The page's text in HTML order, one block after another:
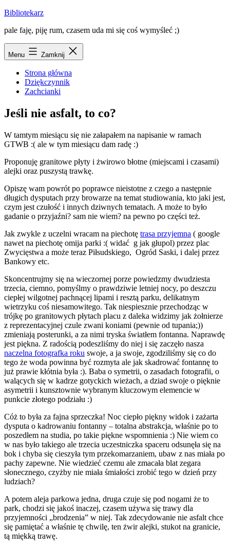
Przejdź
treści
Bibliotekarz
pale faję, piję rum, czasem uda mi się coś wymyśleć ;)
Menu Zamknij
Strona główna
Dziękczynnik
Zachcianki
Jeśli nie asfalt, to co?
W tamtym miesiącu się nie załapałem na napisanie w ramach
GTWB :( ale w tym miesiącu dam radę :)
Proponuję granitowe płyty i żwirowo błotne (miejscami i czasami)
alejki oraz puszystą trawkę.
Opiszę wam powrót po poprawce nieistotne z czego a następnie
długich dysputach przy browarze na temat studiowania, kto jaki jest,
czym jest czułość i innych dziwnych tematach. A może to było
gadanie o przyjaźni? sam nie wiem? na pewno po części też.
Jak zwykle z uczelni wracam na piechotę trasa przyjemna ( google
nawet na piechotę omija parki :( widać g jak głupol) przez plac
Zwycięstwa a może teraz Piłsudskiego, Ogród Saski, i dalej przez
Bankowy etc.
Skoncentrujmy się na wieczornej porze powiedzmy dwudziesta
trzecia, ciemno, pomyślmy o prawdziwie letniej nocy, po deszczu
ciepłej wilgotnej pachnącej lipami i resztą parku, delikatnym
wietrzyku coś niesamowitego. Tak niespiesznie przechodząc w
trójkę po granitowych płytach placu z daleka widzimy jak żołnierze
z reprezentacyjnej czule zwani koniami (pewnie od tupania;))
zmieniają posterunki, a za nimi tryska światłem fontanna. Naprawdę
jest piękna. Z radością podeszliśmy do niej i się zaczęło nasza
naczelna fotografka roku swoje, a ja swoje, zgodziliśmy się co do
tego że woda powinna być rozmyta ale jak skadrować fontannę to
już prawie kłótnia była :). Baba o symetrii, o zasadach fotografii, o
walących się w kadrze gotyckich wieżach, a dziad swoje o pięknie
asymetrii i kunsztownie wybranym kluczowym elemencie w
punkcie złotego podziału :)
Cóż to była za fajna sprzeczka! Noc ciepło piękny widok i zażarta
dysputa o kadrowaniu fontanny – totalna abstrakcja, właśnie po to
poszedłem na studia, po takie piękne wspomnienia :) Nie wiem co
w nas było takiego ale trzecia uczestniczka spaceru odsunęła się na
bok i chyba się cieszyła tym przekomarzaniem, ubaw z nas miała po
pachy zapewne. Nie wiedzieć czemu ale zmacała blat zegara
słonecznego, czyżby nie miała śmiałości zrobić tego w dzień przy
ludziach?
A potem aleja parkowa jedna, druga czuje się pod nogami że to
park, chodzi się jakoś inaczej, czasem używa się trawy dla
przyjemności „brodzenia” w niej. Tak zdecydowanie nie asfalt chce
się pamiętać a właśnie tę chwilę, ten żwir alejki, stukot na granicie,
tą miękką trawę.